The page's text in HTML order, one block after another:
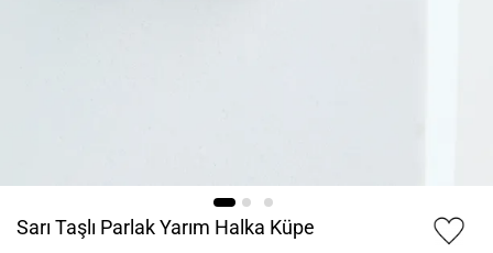
Sarı Taşlı Parlak Yarım Halka Küpe